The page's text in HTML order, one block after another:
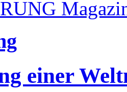
einer